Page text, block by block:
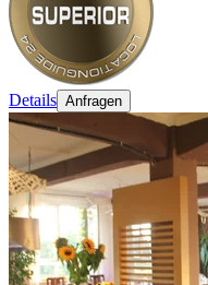
Details Anfragen